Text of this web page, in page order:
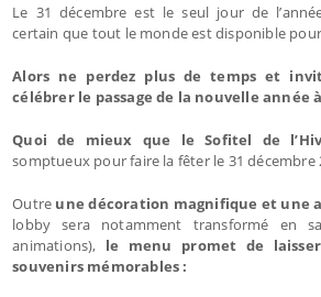
Le 31 décembre est le seul jour de
certain que tout le monde est disponible
Alors ne perdez plus de temps et
célébrer le passage de la nouvelle année
Quoi de mieux que le Sofitel de
somptueux pour faire la fêter le 31 décembre
Outre une décoration magnifique et une
lobby sera notamment transformé en
animations), le menu promet de
souvenirs mémorables :